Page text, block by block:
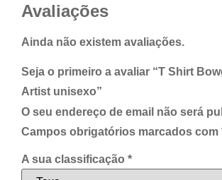
Avaliações
Ainda não existem avaliações.
Seja o primeiro a avaliar “T Shirt
Artist unisexo”
O seu endereço de email não será
Campos obrigatórios marcados com
A sua classificação *